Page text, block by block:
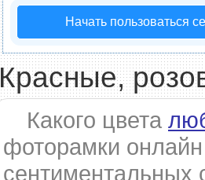
Начать пользоваться
Красные,
Какого цвета
фоторамки
сентиментальных